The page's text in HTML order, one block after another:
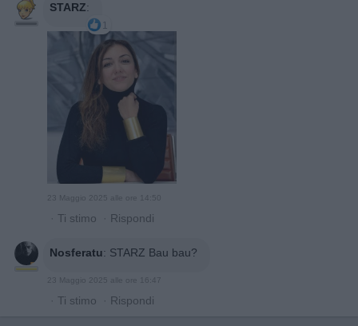
STARZ:
1
23 Maggio 2025 alle ore 14:50
· Ti stimo · Rispondi
Nosferatu: STARZ Bau bau?
23 Maggio 2025 alle ore 16:47
· Ti stimo · Rispondi